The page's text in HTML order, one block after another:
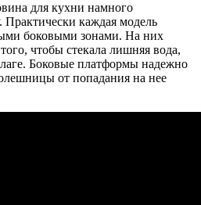
для кухни намного
Практически каждая модель
боковыми зонами. На них
чтобы стекала лишняя вода,
Боковые платформы надежно
от попадания на нее